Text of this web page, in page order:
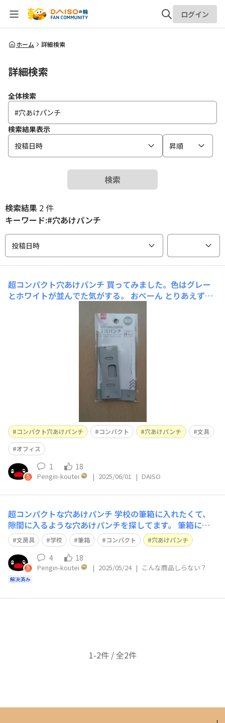
全体検索
ログイン
ホーム 詳細検索
詳細検索
全体検索
検索結果表示
投稿日時
昇順
検索
検索結果 2 件
キーワード:#穴あけパンチ
投稿日時
超コンパクト穴あけパンチ 買ってみました。色はグレー
とホワイトが並んでた気がする。 おぺーん とりあえず１
みる。ちょっと切りにくいけどクリア。 筆箱に入れてみ
るやりますねぇ。しっかり閉まります。 結論！よく切れ
コンパクト穴あけパンチ コンパクト 穴あけパンチ
文具
オフィス
1 18
Pengin-koutei | 2025/06/01 | DAISO
超コンパクトな穴あけパンチ 学校の筆箱に入れたくて、
隙間に入るような穴あけパンチを探してます。 筆箱に入
らなくても、机の中で邪魔にならないくらいのものでもい
いです。
文房具 学校 筆箱 コンパクト 穴あけパンチ
解決済み
4 18
Pengin-koutei | 2025/05/24 | こんな商品しらない？
1-2件 / 全2件